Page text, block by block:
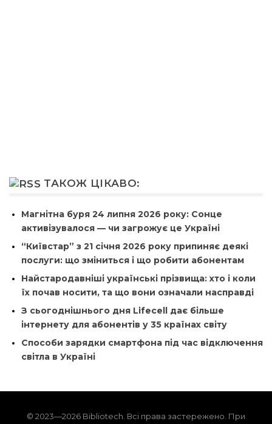
ТАКОЖ ЦІКАВО:
Магнітна буря 24 липня 2026 року: Сонце
активізувалося — чи загрожує це Україні
“Київстар” з 21 січня 2026 року припиняє деякі
послуги: що зміниться і що робити абонентам
Найстародавніші українські прізвища: хто і коли
їх почав носити, та що вони означали насправді
З сьогоднішнього дня Lifecell дає більше
інтернету для абонентів у 35 країнах світу
Способи зарядки смартфона під час відключення
світла в Україні
© 2023—2026 Bibliotech. Всі права застережено. При